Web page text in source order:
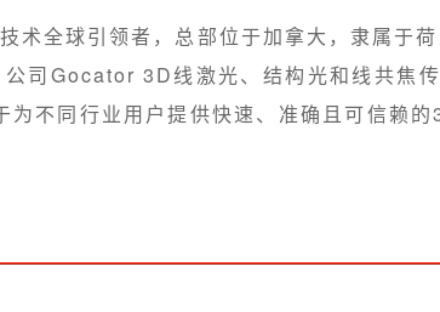
全球引领者，总部位于加拿大，隶属于
司Gocator 3D线激光、结构光和线共焦
不同行业用户提供快速、准确且可信赖的